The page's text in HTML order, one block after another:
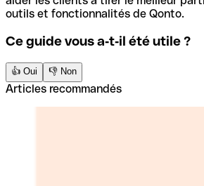
outils et fonctionnalités de Qonto.
Ce guide vous a‑t‑il été utile ?
👍 Oui 👎 Non
Articles recommandés